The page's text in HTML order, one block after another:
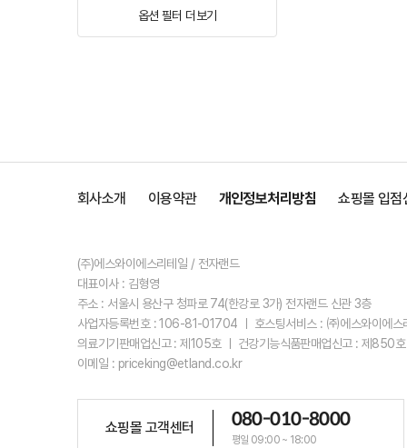
옵션 필터 더보기
회사소개 이용약관 개인정보처리방침 쇼핑몰 입점
(주)에스와이에스리테일 / 전자랜드
대표이사 : 김형영
주소 : 서울시 용산구 청파로 74(한강로 3가) 전자랜드 신관 3층
사업자등록번호 : 106-81-01704 ㅣ 호스팅서비스 : ㈜에스와이에
의료기기판매업신고 : 제105호 ㅣ 건강기능식품판매업신고 : 제850
이메일 : priceking@etland.co.kr
쇼핑몰 고객센터 080-010-8000
평일 09:00 ~ 18:00